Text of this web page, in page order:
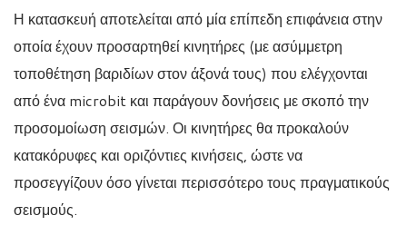
Η κατασκευή αποτελείται από μία επίπεδη επιφάνεια στην
οποία έχουν προσαρτηθεί κινητήρες (με ασύμμετρη
τοποθέτηση βαριδίων στον άξονά τους) που ελέγχονται
από ένα microbit και παράγουν δονήσεις με σκοπό την
προσομοίωση σεισμών. Οι κινητήρες θα προκαλούν
κατακόρυφες και οριζόντιες κινήσεις, ώστε να
προσεγγίζουν όσο γίνεται περισσότερο τους πραγματικούς
σεισμούς.